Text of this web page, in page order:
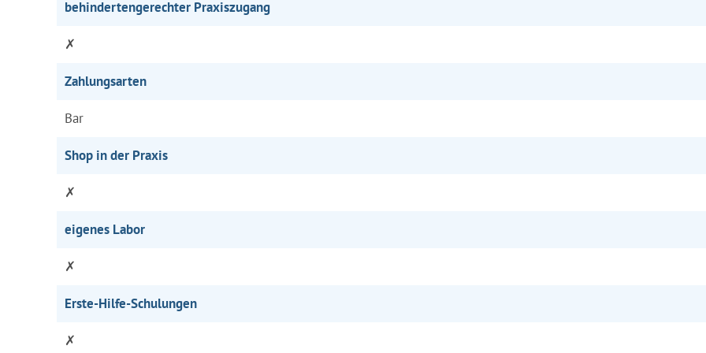
behindertengerechter Praxiszugang
✗
Zahlungsarten
Bar
Shop in der Praxis
✗
eigenes Labor
✗
Erste-Hilfe-Schulungen
✗